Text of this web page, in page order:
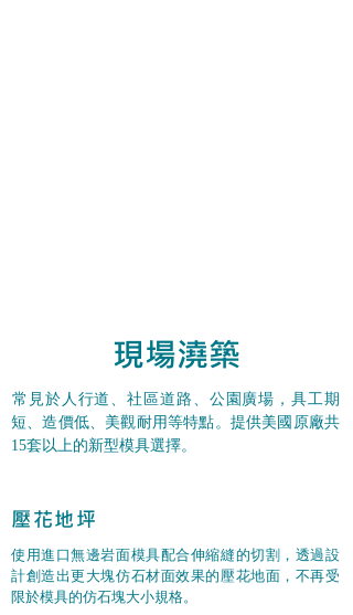
現場澆築
​常見於人行道、社區道路、公園廣場，具工期
短、造價低、美觀耐用等特點。提供美國原廠共
15套以上的新型模具選擇。
壓花地坪
使用進口無邊岩面模具配合伸縮縫的切割，透過設
計創造出更大塊仿石材面效果的壓花地面，不再受
限於模具的仿石塊大小規格。